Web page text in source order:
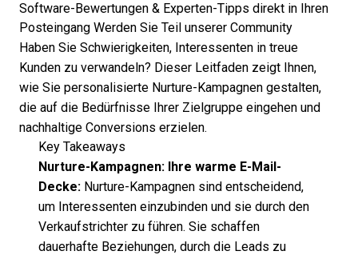
Software-Bewertungen & Experten-Tipps direkt in Ihren
Posteingang Werden Sie Teil unserer Community
Haben Sie Schwierigkeiten, Interessenten in treue
Kunden zu verwandeln? Dieser Leitfaden zeigt Ihnen,
wie Sie personalisierte Nurture-Kampagnen gestalten,
die auf die Bedürfnisse Ihrer Zielgruppe eingehen und
nachhaltige Conversions erzielen.
Key Takeaways
Nurture-Kampagnen: Ihre warme E-Mail-
Decke: Nurture-Kampagnen sind entscheidend,
um Interessenten einzubinden und sie durch den
Verkaufstrichter zu führen. Sie schaffen
dauerhafte Beziehungen, durch die Leads zu